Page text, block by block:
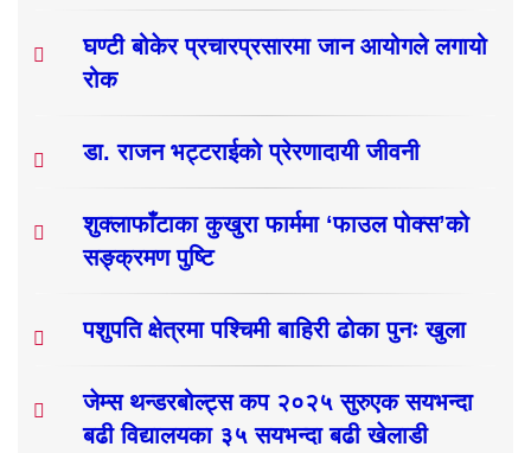
घण्टी बोकेर प्रचारप्रसारमा जान आयोगले लगायो
रोक
डा. राजन भट्टराईको प्रेरणादायी जीवनी
शुक्लाफाँटाका कुखुरा फार्ममा ‘फाउल पोक्स’को
सङ्क्रमण पुष्टि
पशुपति क्षेत्रमा पश्चिमी बाहिरी ढोका पुनः खुला
जेम्स थन्डरबोल्ट्स कप २०२५ सुरुएक सयभन्दा
बढी विद्यालयका ३५ सयभन्दा बढी खेलाडी